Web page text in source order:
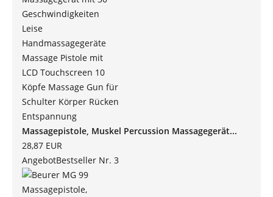
Massagepistole, Muskel Percussion Massagegerät...
28,87 EUR
AngebotBestseller Nr. 3